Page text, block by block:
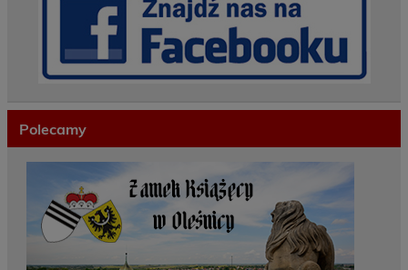
Polecamy